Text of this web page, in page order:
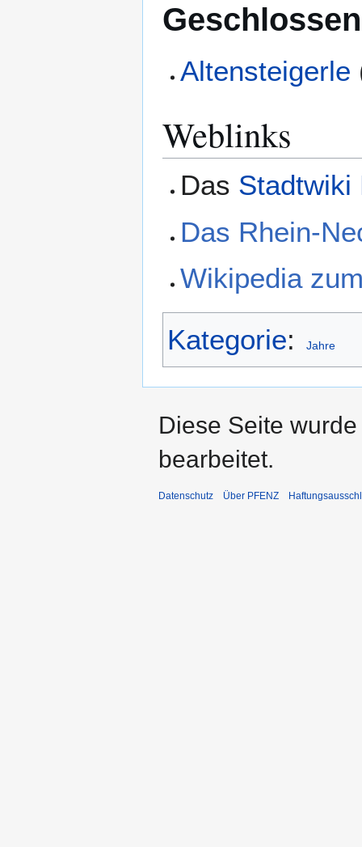
Geschlossen
Altensteigerle
Weblinks
Das Stadtwiki
Das Rhein-
Wikipedia
Kategorie: Jahre
Diese Seite
bearbeitet.
Datenschutz Über PFENZ